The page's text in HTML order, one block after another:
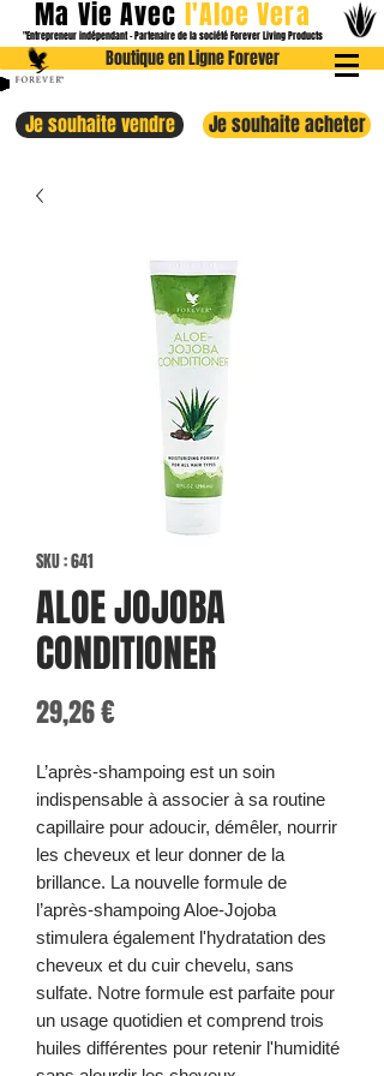
Ma Vie Avec l'AloeVera
"Entrepreneur indépendant - Partenaire de la société Forever Living Products
Boutique en Ligne Forever
Je souhaite vendre Je souhaite acheter
SKU : 641
ALOE JOJOBA
CONDITIONER
29,26 €Prix
L’après-shampoing est un soin
indispensable à associer à sa routine
capillaire pour adoucir, démêler, nourrir
les cheveux et leur donner de la
brillance. La nouvelle formule de
l’après-shampoing Aloe-Jojoba
stimulera également l'hydratation des
cheveux et du cuir chevelu, sans
sulfate. Notre formule est parfaite pour
un usage quotidien et comprend trois
huiles différentes pour retenir l'humidité